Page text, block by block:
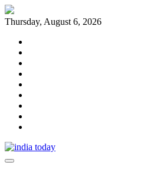
Skip
to
Thursday, August 6, 2026